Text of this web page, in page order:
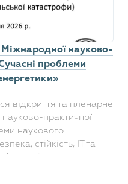
Міжнародної науково-
проблеми
відкриття та пленарне
науково-практичної
наукового
стійкість, ІТ та
..